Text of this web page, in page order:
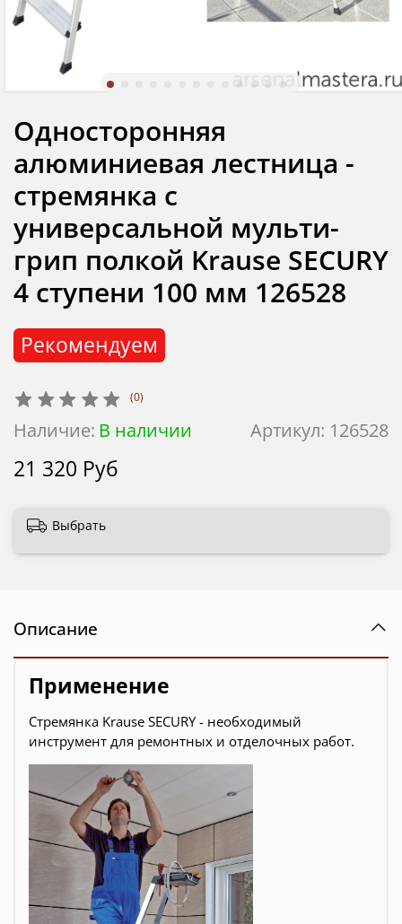
(0)
Артикул: 126528
Наличие: В наличии
Рекомендуем
Односторонняя
алюминиевая лестница -
стремянка с
универсальной мульти-
грип полкой Krause SECURY
4 ступени 100 мм 126528
21 320 Руб
Выбрать
Описание
Применение
Стремянка Krause SECURY - необходимый
инструмент для ремонтных и отделочных работ.